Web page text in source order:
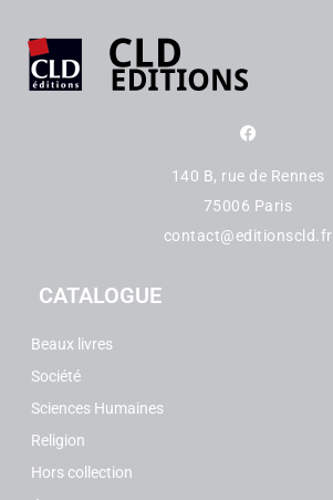
140 B, rue de Rennes
75006 Paris
contact@editionscld.fr
CATALOGUE
Beaux livres
Société
Sciences Humaines
Religion
Hors collection